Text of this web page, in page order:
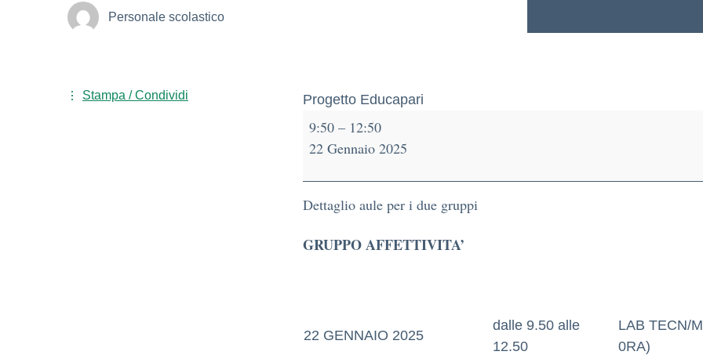
Personale scolastico
Stampa / Condividi Progetto Educapari
9:50 – 12:50
22 Gennaio 2025
Dettaglio aule per i due gruppi
GRUPPO AFFETTIVITA’
22 GENNAIO 2025
dalle 9.50 alle
12.50
LAB TECN/
0RA)